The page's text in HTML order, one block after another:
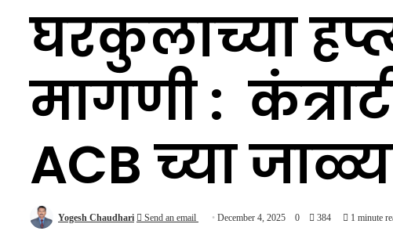
घरकुलाच्या
मागणी :
ACB च्या
Yogesh Chaudhari Send an email December 4, 2025 0 384 1 minute